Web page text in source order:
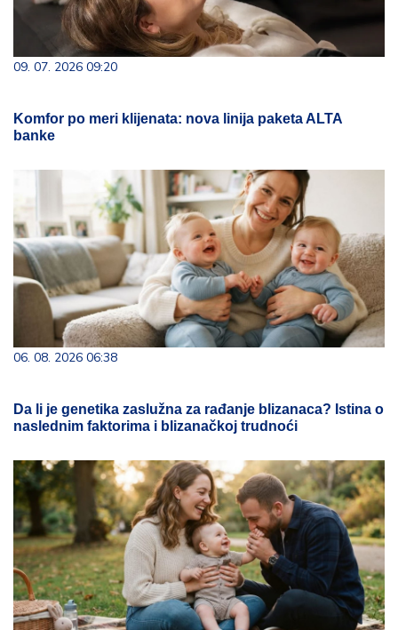
09. 07. 2026 09:20
Komfor po meri klijenata: nova linija paketa ALTA
banke
06. 08. 2026 06:38
Da li je genetika zaslužna za rađanje blizanaca? Istina o
naslednim faktorima i blizanačkoj trudnoći